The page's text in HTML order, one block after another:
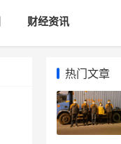
财经资讯
热门文章